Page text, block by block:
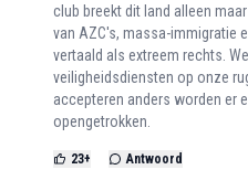
club breekt dit land alleen
van AZC's, massa-immigratie
vertaald als extreem rechts.
veiligheidsdiensten op onze
accepteren anders worden er
opengetrokken.
23+ Antwoord